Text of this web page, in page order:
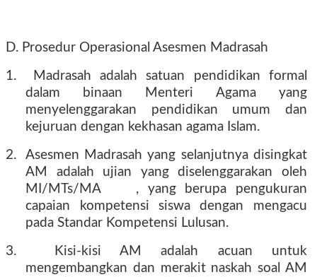
D. Prosedur Operasional Asesmen Madrasah
1.
Madrasah adalah satuan pendidikan formal
dalam binaan Menteri Agama yang
menyelenggarakan pendidikan umum dan
kejuruan dengan kekhasan agama Islam.
2.
Asesmen Madrasah yang selanjutnya disingkat
AM adalah ujian yang diselenggarakan oleh
MI/MTs/MA
, yang berupa pengukuran
capaian kompetensi siswa dengan mengacu
pada Standar Kompetensi Lulusan.
3.
Kisi-kisi AM adalah acuan untuk
mengembangkan dan merakit naskah soal AM